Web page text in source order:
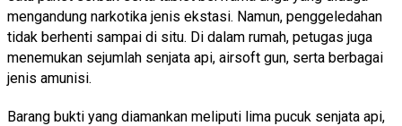
mengandung narkotika jenis ekstasi. Namun, penggeledahan
tidak berhenti sampai di situ. Di dalam rumah, petugas juga
menemukan sejumlah senjata api, airsoft gun, serta berbagai
jenis amunisi.
Barang bukti yang diamankan meliputi lima pucuk senjata api,